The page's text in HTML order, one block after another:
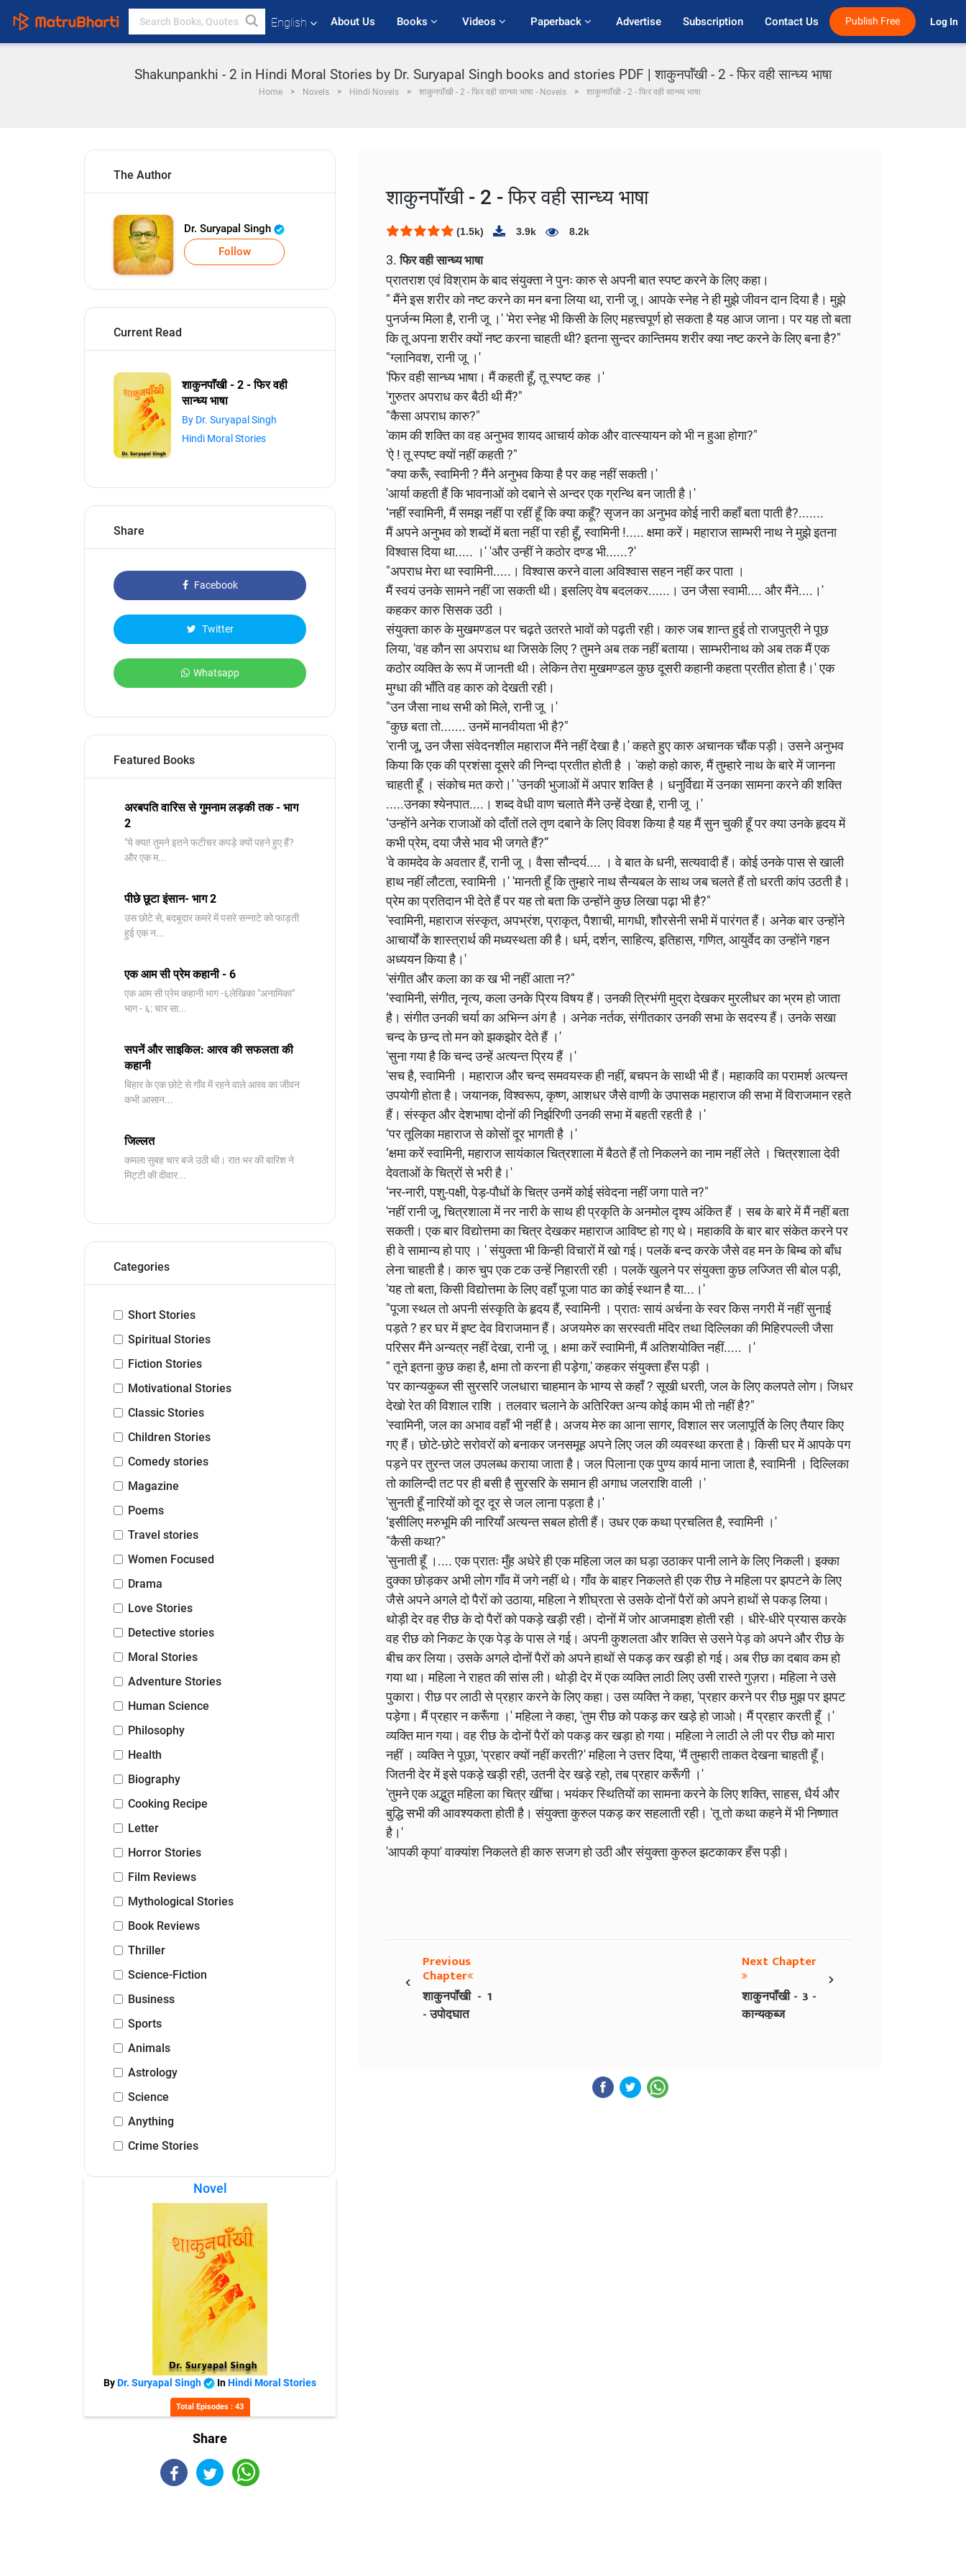
English About Us Books Videos Paperback Advertise Subscription Contact Us Publish Free Log In
Shakunpankhi - 2 in Hindi Moral Stories by Dr. Suryapal Singh books and stories PDF | शाकुनपाॅंखी - 2 - फिर वही सान्ध्य भाषा
Home Novels Hindi Novels शाकुनपाॅंखी - 2 - फिर वही सान्ध्य भाषा - Novels शाकुनपाॅंखी - 2 - फिर वही सान्ध्य भाषा
The Author
Dr. Suryapal Singh
Follow
Current Read
शाकुनपाॅंखी - 2 - फिर वही
सान्ध्य भाषा
By Dr. Suryapal Singh
Hindi Moral Stories
Share
Facebook
Twitter
Whatsapp
Featured Books
अरबपति वारिस से गुमनाम लड़की तक - भाग
2
"ये क्या! तुमने इतने फटीचर कपड़े क्यों पहने हुए हैं?
और एक म...
पीछे छूटा इंसान- भाग 2
उस छोटे से, बदबूदार कमरे में पसरे सन्नाटे को फाड़ती
हुई एक न...
एक आम सी प्रेम कहानी - 6
​एक आम सी प्रेम कहानी भाग -६लेखिका "अनामिका"
भाग - ६: चार सा...
सपनें और साइकिल: आरव की सफलता की
कहानी
बिहार के एक छोटे से गाँव में रहने वाले आरव का जीवन
कभी आसान...
जिल्लत
कमला सुबह चार बजे उठी थी। रात भर की बारिश ने
मिट्टी की दीवार...
Categories
Short Stories
Spiritual Stories
Fiction Stories
Motivational Stories
Classic Stories
Children Stories
Comedy stories
Magazine
Poems
Travel stories
Women Focused
Drama
Love Stories
Detective stories
Moral Stories
Adventure Stories
Human Science
Philosophy
Health
Biography
Cooking Recipe
Letter
Horror Stories
Film Reviews
Mythological Stories
Book Reviews
Thriller
Science-Fiction
Business
Sports
Animals
Astrology
Science
Anything
Crime Stories
Novel
ByDr. Suryapal Singh InHindi Moral Stories
Total Episodes : 43
Share
शाकुनपाॅंखी - 2 - फिर वही सान्ध्य भाषा
(1.5k) 3.9k 8.2k
3.फिर वही सान्ध्य भाषा
प्रातराश एवं विश्राम के बाद संयुक्ता ने पुनः कारु से अपनी बात स्पष्ट करने के लिए कहा।
" मैंने इस शरीर को नष्ट करने का मन बना लिया था, रानी जू। आपके स्नेह ने ही मुझे जीवन दान दिया है। मुझे
पुनर्जन्म मिला है, रानी जू ।' 'मेरा स्नेह भी किसी के लिए महत्त्वपूर्ण हो सकता है यह आज जाना। पर यह तो बता
कि तू अपना शरीर क्यों नष्ट करना चाहती थी? इतना सुन्दर कान्तिमय शरीर क्या नष्ट करने के लिए बना है?"
"ग्लानिवश, रानी जू ।'
'फिर वही सान्ध्य भाषा। मैं कहती हूँ, तू स्पष्ट कह ।'
'गुरुतर अपराध कर बैठी थी मैं?"
"कैसा अपराध कारु?"
'काम की शक्ति का वह अनुभव शायद आचार्य कोक और वात्स्यायन को भी न हुआ होगा?"
'ऐ ! तू स्पष्ट क्यों नहीं कहती ?"
"क्या करूँ, स्वामिनी ? मैंने अनुभव किया है पर कह नहीं सकती।'
'आर्या कहती हैं कि भावनाओं को दबाने से अन्दर एक ग्रन्थि बन जाती है।'
‘नहीं स्वामिनी, मैं समझ नहीं पा रहीं हूँ कि क्या कहूँ? सृजन का अनुभव कोई नारी कहाँ बता पाती है?.......
मैं अपने अनुभव को शब्दों में बता नहीं पा रही हूँ, स्वामिनी !..... क्षमा करें। महाराज साम्भरी नाथ ने मुझे इतना
विश्वास दिया था..... ।' 'और उन्हीं ने कठोर दण्ड भी......?'
"अपराध मेरा था स्वामिनी.....। विश्वास करने वाला अविश्वास सहन नहीं कर पाता ।
मैं स्वयं उनके सामने नहीं जा सकती थी। इसलिए वेष बदलकर......। उन जैसा स्वामी.... और मैंने....।'
कहकर कारु सिसक उठी ।
संयुक्ता कारु के मुखमण्डल पर चढ़ते उतरते भावों को पढ़ती रही। कारु जब शान्त हुई तो राजपुत्री ने पूछ
लिया, 'वह कौन सा अपराध था जिसके लिए ? तुमने अब तक नहीं बताया। साम्भरीनाथ को अब तक मैं एक
कठोर व्यक्ति के रूप में जानती थी। लेकिन तेरा मुखमण्डल कुछ दूसरी कहानी कहता प्रतीत होता है।' एक
मुग्धा की भाँति वह कारु को देखती रही।
"उन जैसा नाथ सभी को मिले, रानी जू ।'
"कुछ बता तो....... उनमें मानवीयता भी है?"
'रानी जू, उन जैसा संवेदनशील महाराज मैंने नहीं देखा है।' कहते हुए कारु अचानक चौंक पड़ी। उसने अनुभव
किया कि एक की प्रशंसा दूसरे की निन्दा प्रतीत होती है । 'कहो कहो कारु, मैं तुम्हारे नाथ के बारे में जानना
चाहती हूँ । संकोच मत करो।' 'उनकी भुजाओं में अपार शक्ति है । धनुर्विद्या में उनका सामना करने की शक्ति
.....उनका श्येनपात....। शब्द वेधी वाण चलाते मैंने उन्हें देखा है, रानी जू ।'
‘उन्होंने अनेक राजाओं को दाँतों तले तृण दबाने के लिए विवश किया है यह मैं सुन चुकी हूँ पर क्या उनके हृदय में
कभी प्रेम, दया जैसे भाव भी जगते हैं?”
'वे कामदेव के अवतार हैं, रानी जू । वैसा सौन्दर्य.... । वे बात के धनी, सत्यवादी हैं। कोई उनके पास से खाली
हाथ नहीं लौटता, स्वामिनी ।' 'मानती हूँ कि तुम्हारे नाथ सैन्यबल के साथ जब चलते हैं तो धरती कांप उठती है।
प्रेम का प्रतिदान भी देते हैं पर यह तो बता कि उन्होंने कुछ लिखा पढ़ा भी है?"
'स्वामिनी, महाराज संस्कृत, अपभ्रंश, प्राकृत, पैशाची, मागधी, शौरसेनी सभी में पारंगत हैं। अनेक बार उन्होंने
आचार्यों के शास्त्रार्थ की मध्यस्थता की है। धर्म, दर्शन, साहित्य, इतिहास, गणित, आयुर्वेद का उन्होंने गहन
अध्ययन किया है।'
'संगीत और कला का क ख भी नहीं आता न?"
‘स्वामिनी, संगीत, नृत्य, कला उनके प्रिय विषय हैं। उनकी त्रिभंगी मुद्रा देखकर मुरलीधर का भ्रम हो जाता
है। संगीत उनकी चर्या का अभिन्न अंग है । अनेक नर्तक, संगीतकार उनकी सभा के सदस्य हैं। उनके सखा
चन्द के छन्द तो मन को झकझोर देते हैं ।'
'सुना गया है कि चन्द उन्हें अत्यन्त प्रिय हैं ।'
'सच है, स्वामिनी । महाराज और चन्द समवयस्क ही नहीं, बचपन के साथी भी हैं। महाकवि का परामर्श अत्यन्त
उपयोगी होता है। जयानक, विश्वरूप, कृष्ण, आशधर जैसे वाणी के उपासक महाराज की सभा में विराजमान रहते
हैं। संस्कृत और देशभाषा दोनों की निर्झरिणी उनकी सभा में बहती रहती है ।'
‘पर तूलिका महाराज से कोसों दूर भागती है ।'
‘क्षमा करें स्वामिनी, महाराज सायंकाल चित्रशाला में बैठते हैं तो निकलने का नाम नहीं लेते । चित्रशाला देवी
देवताओं के चित्रों से भरी है।'
‘नर-नारी, पशु-पक्षी, पेड़-पौधों के चित्र उनमें कोई संवेदना नहीं जगा पाते न?"
'नहीं रानी जू, चित्रशाला में नर नारी के साथ ही प्रकृति के अनमोल दृश्य अंकित हैं । सब के बारे में मैं नहीं बता
सकती। एक बार विद्योत्तमा का चित्र देखकर महाराज आविष्ट हो गए थे। महाकवि के बार बार संकेत करने पर
ही वे सामान्य हो पाए । ' संयुक्ता भी किन्ही विचारों में खो गई। पलकें बन्द करके जैसे वह मन के बिम्ब को बाँध
लेना चाहती है। कारु चुप एक टक उन्हें निहारती रही । पलकें खुलने पर संयुक्ता कुछ लज्जित सी बोल पड़ी,
'यह तो बता, किसी विद्योत्तमा के लिए वहाँ पूजा पाठ का कोई स्थान है या...।'
"पूजा स्थल तो अपनी संस्कृति के हृदय हैं, स्वामिनी । प्रातः सायं अर्चना के स्वर किस नगरी में नहीं सुनाई
पड़ते ? हर घर में इष्ट देव विराजमान हैं। अजयमेरु का सरस्वती मंदिर तथा दिल्लिका की मिहिरपल्ली जैसा
परिसर मैंने अन्यत्र नहीं देखा, रानी जू । क्षमा करें स्वामिनी, मैं अतिशयोक्ति नहीं..... ।'
" तूने इतना कुछ कहा है, क्षमा तो करना ही पड़ेगा,' कहकर संयुक्ता हँस पड़ी ।
'पर कान्यकुब्ज सी सुरसरि जलधारा चाहमान के भाग्य से कहाँ ? सूखी धरती, जल के लिए कलपते लोग। जिधर
देखो रेत की विशाल राशि । तलवार चलाने के अतिरिक्त अन्य कोई काम भी तो नहीं है?"
'स्वामिनी, जल का अभाव वहाँ भी नहीं है। अजय मेरु का आना सागर, विशाल सर जलापूर्ति के लिए तैयार किए
गए हैं। छोटे-छोटे सरोवरों को बनाकर जनसमूह अपने लिए जल की व्यवस्था करता है। किसी घर में आपके पग
पड़ने पर तुरन्त जल उपलब्ध कराया जाता है। जल पिलाना एक पुण्य कार्य माना जाता है, स्वामिनी । दिल्लिका
तो कालिन्दी तट पर ही बसी है सुरसरि के समान ही अगाध जलराशि वाली ।'
'सुनती हूँ नारियों को दूर दूर से जल लाना पड़ता है।'
‘इसीलिए मरुभूमि की नारियाँ अत्यन्त सबल होती हैं। उधर एक कथा प्रचलित है, स्वामिनी ।'
"कैसी कथा?"
'सुनाती हूँ ।.... एक प्रातः मुँह अधेरे ही एक महिला जल का घड़ा उठाकर पानी लाने के लिए निकली। इक्का
दुक्का छोड़कर अभी लोग गाँव में जगे नहीं थे। गाँव के बाहर निकलते ही एक रीछ ने महिला पर झपटने के लिए
जैसे अपने अगले दो पैरों को उठाया, महिला ने शीघ्रता से उसके दोनों पैरों को अपने हाथों से पकड़ लिया।
थोड़ी देर वह रीछ के दो पैरों को पकड़े खड़ी रही। दोनों में जोर आजमाइश होती रही । धीरे-धीरे प्रयास करके
वह रीछ को निकट के एक पेड़ के पास ले गई। अपनी कुशलता और शक्ति से उसने पेड़ को अपने और रीछ के
बीच कर लिया। उसके अगले दोनों पैरों को अपने हाथों से पकड़ कर खड़ी हो गई। अब रीछ का दबाव कम हो
गया था। महिला ने राहत की सांस ली। थोड़ी देर में एक व्यक्ति लाठी लिए उसी रास्ते गुज़रा। महिला ने उसे
पुकारा। रीछ पर लाठी से प्रहार करने के लिए कहा। उस व्यक्ति ने कहा, 'प्रहार करने पर रीछ मुझ पर झपट
पड़ेगा। मैं प्रहार न करूँगा ।' महिला ने कहा, 'तुम रीछ को पकड़ कर खड़े हो जाओ। मैं प्रहार करती हूँ ।'
व्यक्ति मान गया। वह रीछ के दोनों पैरों को पकड़ कर खड़ा हो गया। महिला ने लाठी ले ली पर रीछ को मारा
नहीं । व्यक्ति ने पूछा, 'प्रहार क्यों नहीं करती?' महिला ने उत्तर दिया, 'मैं तुम्हारी ताकत देखना चाहती हूँ।
जितनी देर में इसे पकड़े खड़ी रही, उतनी देर खड़े रहो, तब प्रहार करूँगी ।'
'तुमने एक अद्भुत महिला का चित्र खींचा। भयंकर स्थितियों का सामना करने के लिए शक्ति, साहस, धैर्य और
बुद्धि सभी की आवश्यकता होती है। संयुक्ता कुरुल पकड़ कर सहलाती रही। 'तू तो कथा कहने में भी निष्णात
है।'
'आपकी कृपा' वाक्यांश निकलते ही कारु सजग हो उठी और संयुक्ता कुरुल झटकाकर हँस पड़ी।
‹
Previous
Chapter
शाकुनपाॅंखी - 1
- उपोद्घात
›
Next Chapter
शाकुनपाॅंखी - 3 -
कान्यकुब्ज